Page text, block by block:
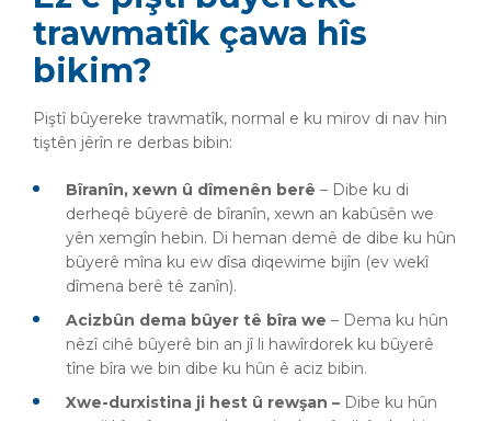
trawmatîk çawa hîs
bikim?
Piştî bûyereke trawmatîk, normal e ku mirov di nav hin
tiştên jêrîn re derbas bibin:
Bîranîn, xewn û dîmenên berê – Dibe ku di
derheqê bûyerê de bîranîn, xewn an kabûsên we
yên xemgîn hebin. Di heman demê de dibe ku hûn
bûyerê mîna ku ew dîsa diqewime bijîn (ev wekî
dîmena berê tê zanîn).
Acizbûn dema bûyer tê bîra we – Dema ku hûn
nêzî cihê bûyerê bin an jî li hawîrdorek ku bûyerê
tîne bîra we bin dibe ku hûn ê aciz bibin.
Xwe-durxistina ji hest û rewşan – Dibe ku hûn